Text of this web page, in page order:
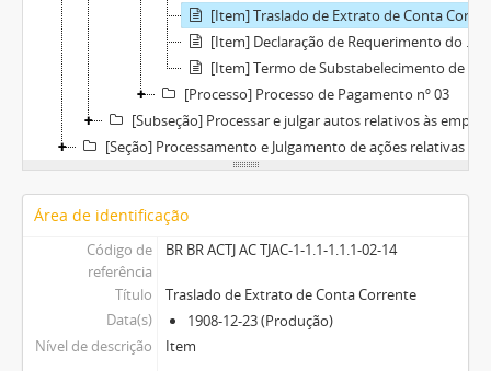
[Item] Traslado de Extrato de Conta Corrente
[Item] Declaração de Requerimento do Autor
[Item] Termo de Substabelecimento de Procurador
[Processo] Processo de Pagamento nº 03
[Subseção] Processar e julgar autos relativos às empresas
[Seção] Processamento e Julgamento de ações relativas ao direito penal
Área de identificação
Código de
referência
BR BR ACTJ AC TJAC-1-1.1-1.1.1-02-14
Título
Traslado de Extrato de Conta Corrente
Data(s)
1908-12-23 (Produção)
Nível de descrição
Item